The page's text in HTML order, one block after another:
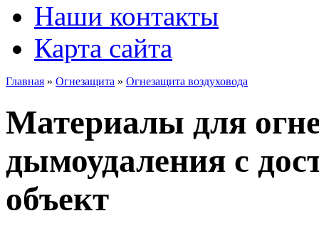
Наши контакты
Карта сайта
Главная » Огнезащита » Огнезащита воздуховода
Материалы для
дымоудаления с
объект